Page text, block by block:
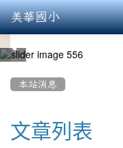
美華國小
本站消息
文章列表